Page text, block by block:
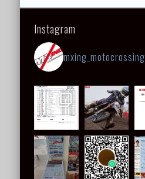
Instagram
mxing_motocrossing